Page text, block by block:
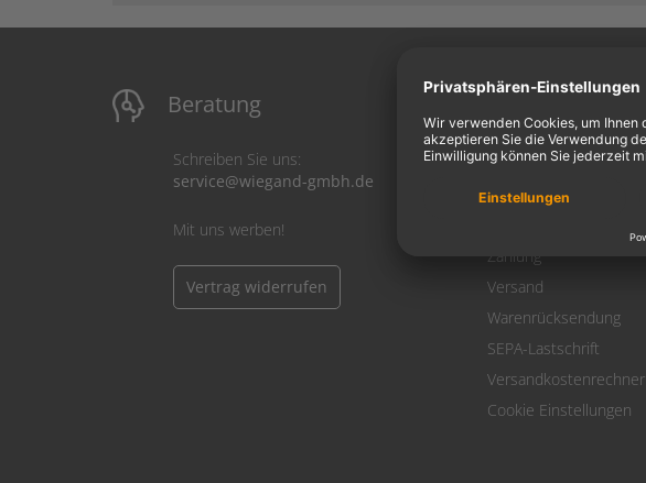
Beratung
Schreiben Sie uns:
service@wiegand-gmbh.de
Mit uns werben!
Vertrag widerrufen
Mein Konto
Login
Zahlung
Versand
Warenrücksendung
SEPA-Lastschrift
Versandkostenrechner
Cookie Einstellungen